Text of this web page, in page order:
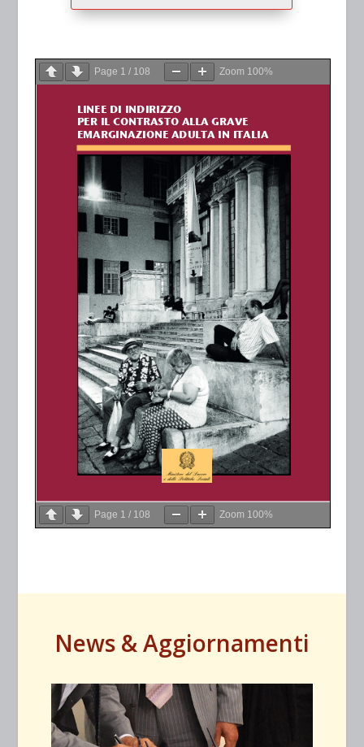
Page 1 / 108 Zoom 100%
Page 1 / 108 Zoom 100%
News & Aggiornamenti